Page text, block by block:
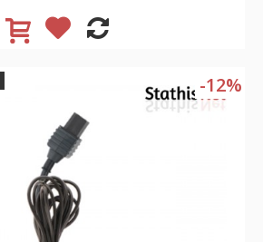
-12%